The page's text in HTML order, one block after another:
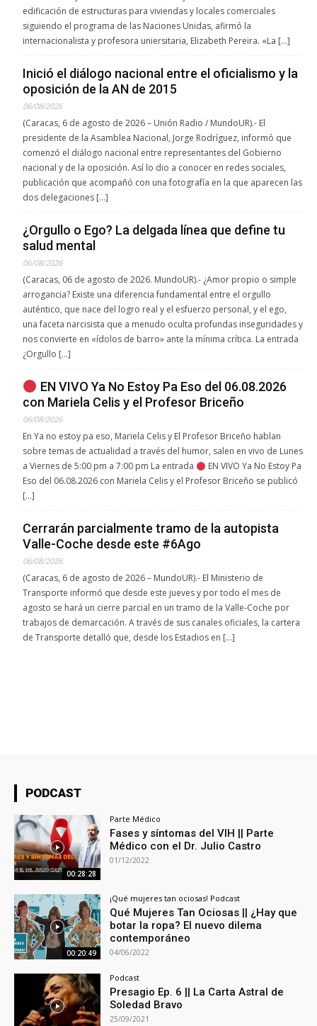
edificación de estructuras para viviendas y locales comerciales
siguiendo el programa de las Naciones Unidas, afirmó la
internacionalista y profesora uniersitaria, Elizabeth Pereira. «La […]
Inició el diálogo nacional entre el oficialismo y la
oposición de la AN de 2015
06/08/2026
(Caracas, 6 de agosto de 2026 – Unión Radio / MundoUR).- El
presidente de la Asamblea Nacional, Jorge Rodríguez, informó que
comenzó el diálogo nacional entre representantes del Gobierno
nacional y de la oposición. Así lo dio a conocer en redes sociales,
publicación que acompañó con una fotografía en la que aparecen las
dos delegaciones […]
¿Orgullo o Ego? La delgada línea que define tu
salud mental
06/08/2026
(Caracas, 06 de agosto de 2026. MundoUR).- ¿Amor propio o simple
arrogancia? Existe una diferencia fundamental entre el orgullo
auténtico, que nace del logro real y el esfuerzo personal, y el ego,
una faceta narcisista que a menudo oculta profundas inseguridades y
nos convierte en «ídolos de barro» ante la mínima crítica. La entrada
¿Orgullo […]
EN VIVO Ya No Estoy Pa Eso del 06.08.2026
con Mariela Celis y el Profesor Briceño
06/08/2026
En Ya no estoy pa eso, Mariela Celis y El Profesor Briceño hablan
sobre temas de actualidad a través del humor, salen en vivo de Lunes
a Viernes de 5:00 pm a 7:00 pm La entrada
EN VIVO Ya No Estoy Pa
Eso del 06.08.2026 con Mariela Celis y el Profesor Briceño se publicó
[…]
Cerrarán parcialmente tramo de la autopista
Valle-Coche desde este #6Ago
06/08/2026
(Caracas, 6 de agosto de 2026 – MundoUR).- El Ministerio de
Transporte informó que desde este jueves y por todo el mes de
agosto se hará un cierre parcial en un tramo de la Valle-Coche por
trabajos de demarcación. A través de sus canales oficiales, la cartera
de Transporte detalló que, desde los Estadios en […]
PODCAST
00:28:28
Parte Médico
Fases y síntomas del VIH || Parte
Médico con el Dr. Julio Castro
01/12/2022
00:20:49
¡Qué mujeres tan ociosas! Podcast
Qué Mujeres Tan Ociosas || ¿Hay que
botar la ropa? El nuevo dilema
contemporáneo
04/06/2022
Podcast
Presagio Ep. 6 || La Carta Astral de
Soledad Bravo
25/09/2021